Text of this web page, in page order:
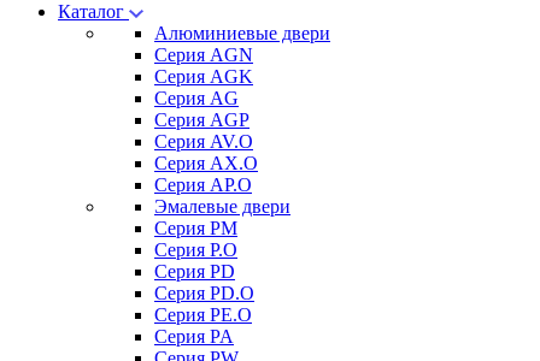
Каталог
Алюминиевые двери
Серия AGN
Серия AGK
Серия AG
Серия AGP
Серия AV.O
Серия AX.O
Серия AP.O
Эмалевые двери
Серия PM
Серия P.O
Серия PD
Серия PD.O
Серия PE.O
Серия PA